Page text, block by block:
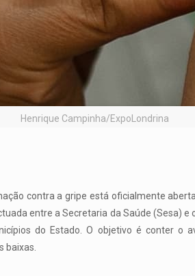
Henrique Campinha/ExpoLondrina
contra a gripe está oficialmente
entre a Secretaria da Saúde (Sesa) e
do Estado. O objetivo é conter o
baixas.